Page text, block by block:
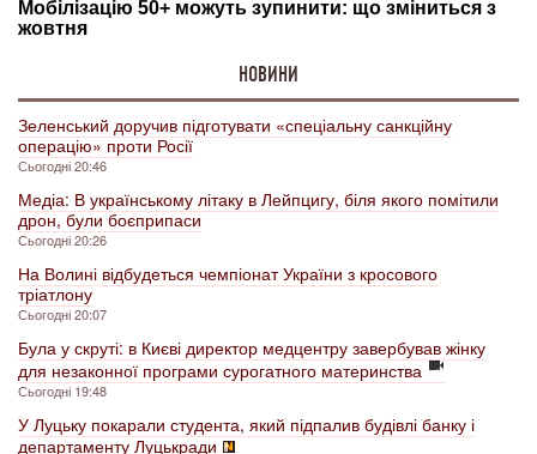
НОВИНИ
Зеленський доручив підготувати «спеціальну санкційну
операцію» проти Росії
Сьогодні 20:46
Медіа: В українському літаку в Лейпцигу, біля якого помітили
дрон, були боєприпаси
Сьогодні 20:26
На Волині відбудеться чемпіонат України з кросового
тріатлону
Сьогодні 20:07
Була у скруті: в Києві директор медцентру завербував жінку
для незаконної програми сурогатного материнства
Сьогодні 19:48
У Луцьку покарали студента, який підпалив будівлі банку і
департаменту Луцькради